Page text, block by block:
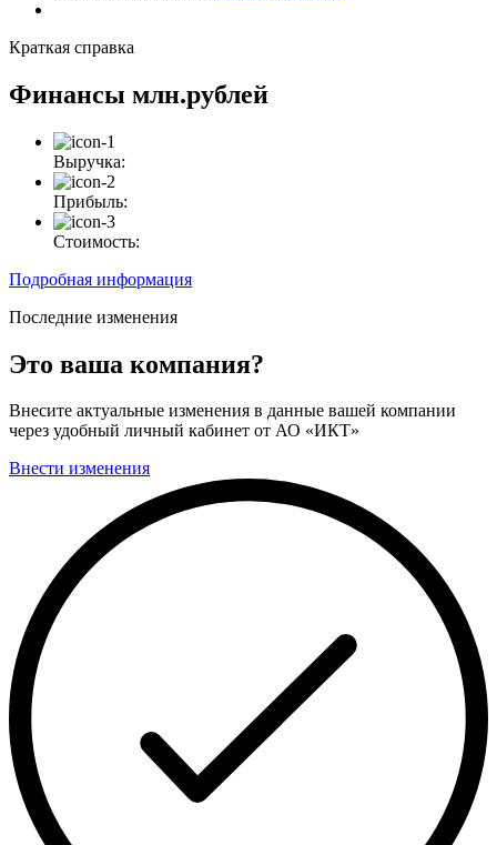
Краткая справка
Финансы млн.рублей
Выручка:
Прибыль:
Стоимость:
Подробная информация
Последние изменения
Это ваша компания?
Внесите актуальные изменения в данные вашей компании
через удобный личный кабинет от АО «ИКТ»
Внести изменения